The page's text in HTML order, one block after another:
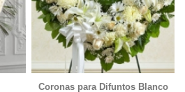
Coronas para Difuntos Blanco